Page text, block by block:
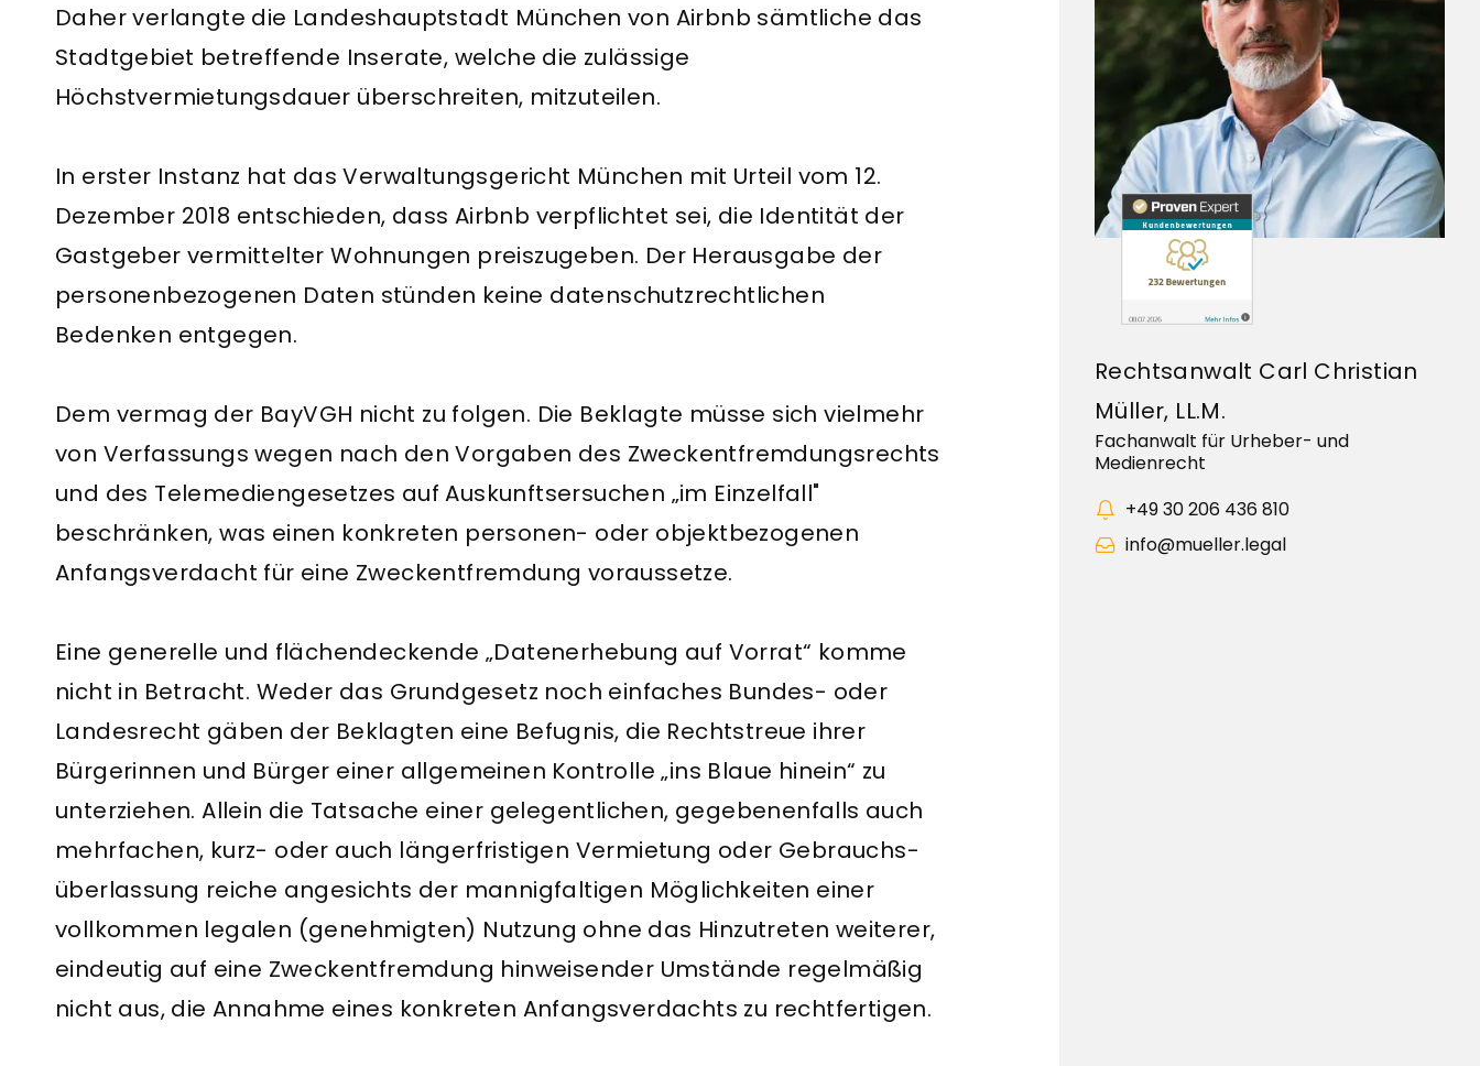
Daher verlangte die Landeshaupt­stadt München von Airbnb sämtliche das
Stadtgebiet betreffende Inserate, welche die zulässige
Höchstvermietungsdauer überschreiten, mitzuteilen.
In erster Instanz hat das Verwaltungsgericht München mit Urteil vom 12.
Dezember 2018 entschieden, dass Airbnb verpflichtet sei, die Identität der
Gastgeber vermittelter Wohnungen preiszugeben. Der Herausgabe der
perso­nenbezogenen Daten stünden keine datenschutzrechtlichen
Bedenken entgegen.
Dem vermag der BayVGH nicht zu folgen. Die Beklagte müsse sich vielmehr
von Verfassungs wegen nach den Vorgaben des Zweckentfremdungsrechts
und des Telemediengesetzes auf Auskunftsersuchen „im Einzelfall"
beschränken, was einen konkreten personen- oder objektbezogenen
Anfangsverdacht für eine Zweckentfremdung voraussetze.
Eine generelle und flächendeckende „Datener­hebung auf Vorrat“ komme
nicht in Betracht. Weder das Grundgesetz noch ein­faches Bundes- oder
Landesrecht gäben der Beklagten eine Befugnis, die Rechtstreue ihrer
Bürgerinnen und Bürger einer allgemeinen Kontrolle „ins Blaue hinein“ zu
unterziehen. Allein die Tatsache einer gelegentlichen, gegebenenfalls auch
mehrfachen, kurz- oder auch längerfristigen Vermietung oder Gebrauchs­
überlassung reiche angesichts der mannigfaltigen Möglichkeiten einer
vollkom­men legalen (genehmigten) Nutzung ohne das Hinzutreten weiterer,
eindeutig auf eine Zweckentfremdung hinweisender Umstände regelmäßig
nicht aus, die Annahme eines konkreten Anfangsverdachts zu rechtfertigen.
Rechtsanwalt Carl Christian
Müller, LL.M.
Fachanwalt für Urheber- und
Medienrecht
+49 30 206 436 810
info@mueller.legal